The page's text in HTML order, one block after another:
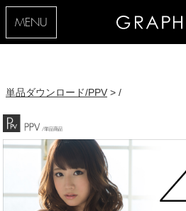
MENU
単品ダウンロード/PPV > /